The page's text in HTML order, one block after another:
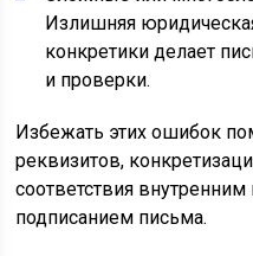
Излишняя
конкретики делает
и проверки.
Избежать этих ошибок
реквизитов,
соответствия
подписанием письма.